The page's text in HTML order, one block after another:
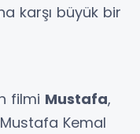
karşı büyük bir
filmi Mustafa,
Kemal